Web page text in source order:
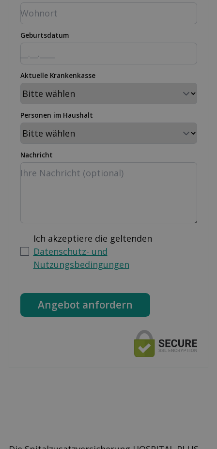
Geburtsdatum
Aktuelle Krankenkasse
Personen im Haushalt
Nachricht
Ich akzeptiere die geltenden
Datenschutz- und
Nutzungsbedingungen
Angebot anfordern